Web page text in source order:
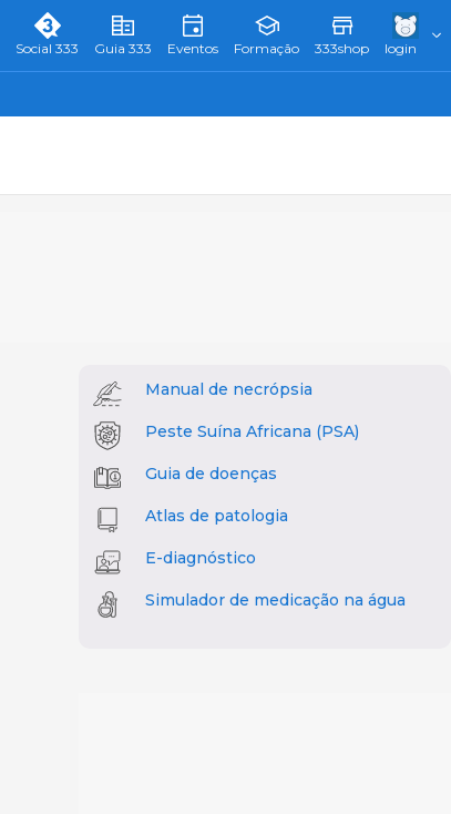
Social 333 Guia 333 Eventos Formação 333shop login
Manual de necrópsia
Peste Suína Africana (PSA)
Guia de doenças
Atlas de patologia
E-diagnóstico
Simulador de medicação na água